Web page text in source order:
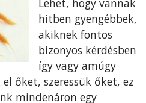
Lehet, hogy vannak
hitben gyengébbek,
akiknek fontos
bizonyos kérdésben
így vagy amúgy
őket, szeressük őket, ez
mindenáron egy